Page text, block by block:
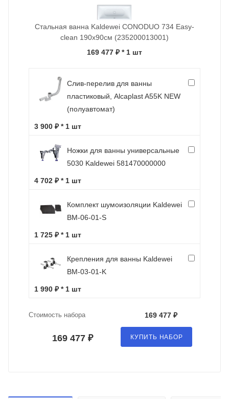
Стальная ванна Kaldewei CONODUO 734 Easy-
clean 190x90см (235200013001)
169 477 ₽ * 1 шт
Слив-перелив для ванны
пластиковый, Alcaplast A55K NEW
(полуавтомат)
3 900 ₽ * 1 шт
Ножки для ванны универсальные
5030 Kaldewei 581470000000
4 702 ₽ * 1 шт
Комплект шумоизоляции Kaldewei
BM-06-01-S
1 725 ₽ * 1 шт
Крепления для ванны Kaldewei
BM-03-01-K
1 990 ₽ * 1 шт
Стоимость набора 169 477 ₽
169 477 ₽ КУПИТЬ НАБОР